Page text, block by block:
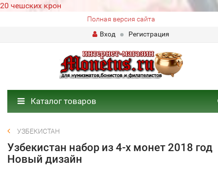
20 чешских крон
Полная версия сайта
Вход
Регистрация
Каталог товаров
УЗБЕКИСТАН
Узбекистан набор из 4-х монет 2018 год
Новый дизайн